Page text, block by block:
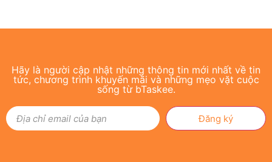
Hãy là người cập nhật những thông tin mới nhất về tin
tức, chương trình khuyến mãi và những mẹo vặt cuộc
sống từ bTaskee.
Đăng ký